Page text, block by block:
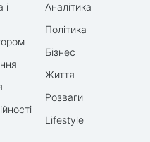
і
Аналітика
Політика
Бізнес
Життя
Розваги
Lifestyle